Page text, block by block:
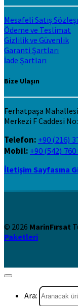
Mesafeli Satış
Ödeme ve Teslimat
Gizlilik ve Güvenlik
Garanti Şartları
İade Şartları
Bize Ulaşın
Ferhatpaşa
Merkezi F Caddesi
Telefon: +90 (216)
Mobil: +90 (542) 760
İletişim Sayfasına
© 2026 MarinFırsat
Paketleri
Ara: